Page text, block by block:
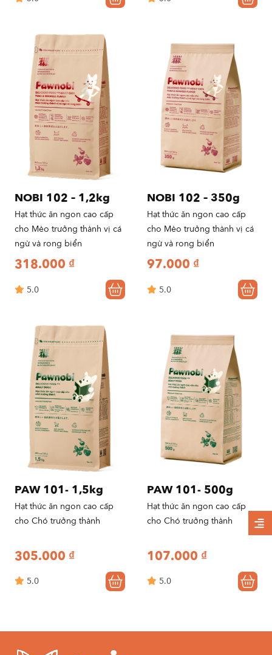
NOBI 102 – 1,2kg
Hạt thức ăn ngon cao cấp
cho Mèo trưởng thành vị cá
ngừ và rong biển
318.000 ₫
5.0
NOBI 102 – 350g
Hạt thức ăn ngon cao cấp
cho Mèo trưởng thành vị cá
ngừ và rong biển
97.000 ₫
5.0
PAW 101- 1,5kg
Hạt thức ăn ngon cao cấp
cho Chó trưởng thành
305.000 ₫
5.0
PAW 101- 500g
Hạt thức ăn ngon cao cấp
cho Chó trưởng thành
107.000 ₫
5.0